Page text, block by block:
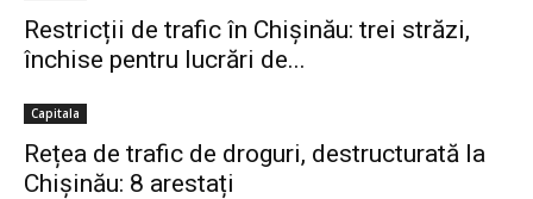
Restricții de trafic în Chișinău: trei străzi,
închise pentru lucrări de...
Capitala
Rețea de trafic de droguri, destructurată la
Chișinău: 8 arestați